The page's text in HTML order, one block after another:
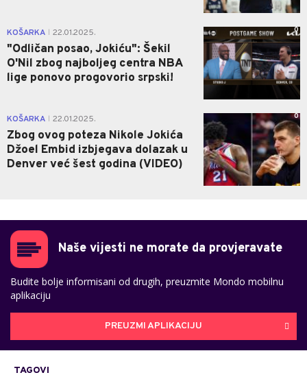
KOŠARKA 22.01.2025.
"Odličan posao, Jokiću": Šekil
O'Nil zbog najboljeg centra NBA
lige ponovo progovorio srpski!
0
KOŠARKA 22.01.2025.
Zbog ovog poteza Nikole Jokića
Džoel Embid izbjegava dolazak u
Denver već šest godina (VIDEO)
0
Naše vijesti ne morate da provjeravate
Budite bolje informisani od drugih, preuzmite Mondo mobilnu
aplikaciju
PREUZMI APLIKACIJU
TAGOVI